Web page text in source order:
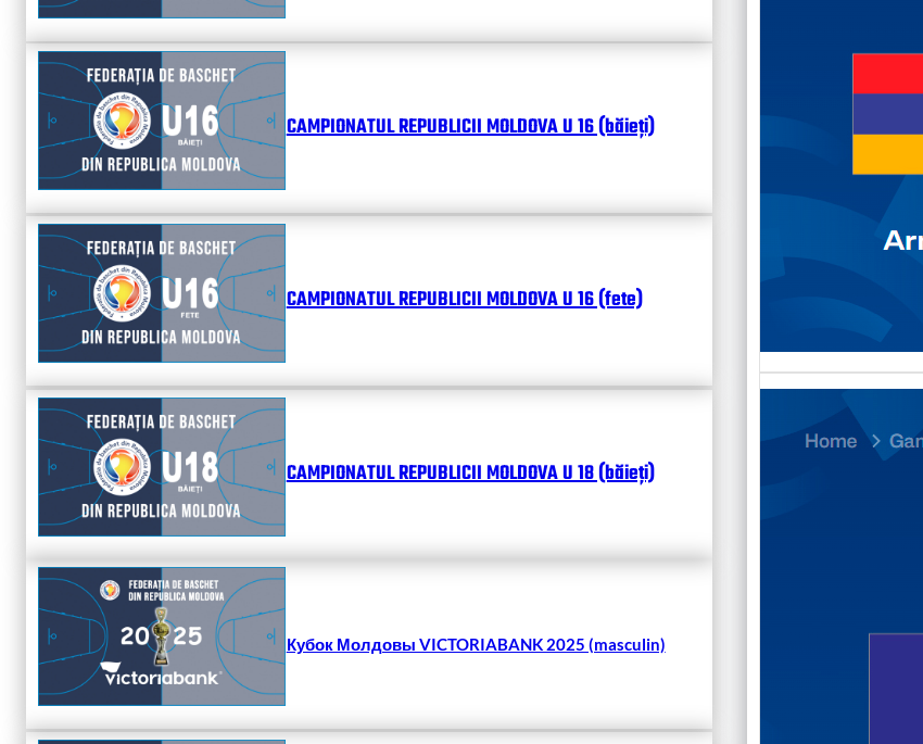
CAMPIONATUL REPUBLICII MOLDOVA U 16 (băieți)
CAMPIONATUL REPUBLICII MOLDOVA U 16 (fete)
CAMPIONATUL REPUBLICII MOLDOVA U 18 (băieți)
Кубок Молдовы VICTORIABANK 2025 (masculin)